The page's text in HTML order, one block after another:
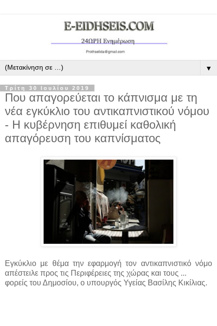
▼
Τρίτη 30 Ιουλίου 2019
Που απαγορεύεται το κάπνισμα με τη
νέα εγκύκλιο του αντικαπνιστικού νόμου
- Η κυβέρνηση επιθυμεί καθολική
απαγόρευση του καπνίσματος
Εγκύκλιο με θέμα την εφαρμογή τον αντικαπνιστικό νόμο
απέστειλε προς τις Περιφέρειες της χώρας και τους ...
φορείς του Δημοσίου, ο υπουργός Υγείας Βασίλης Κικίλιας.